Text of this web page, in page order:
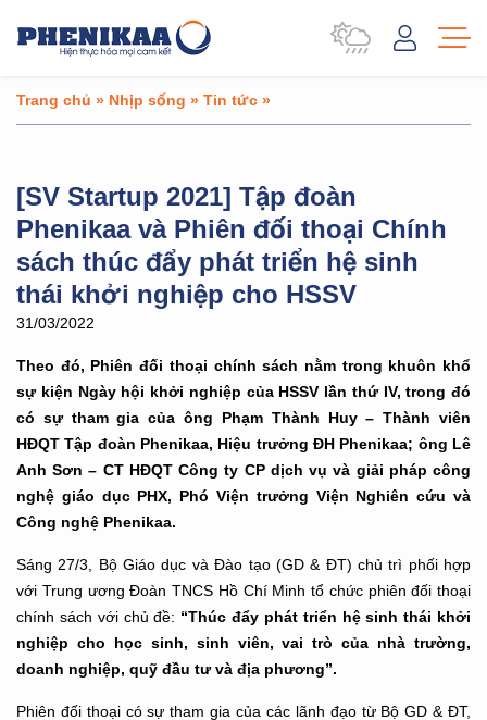
Trang chủ » Nhịp sống » Tin tức »
[SV Startup 2021] Tập đoàn
Phenikaa và Phiên đối thoại Chính
sách thúc đẩy phát triển hệ sinh
thái khởi nghiệp cho HSSV
31/03/2022
Theo đó, Phiên đối thoại chính sách nằm trong khuôn khổ
sự kiện Ngày hội khởi nghiệp của HSSV lần thứ IV, trong đó
có sự tham gia của ông Phạm Thành Huy – Thành viên
HĐQT Tập đoàn Phenikaa, Hiệu trưởng ĐH Phenikaa; ông Lê
Anh Sơn – CT HĐQT Công ty CP dịch vụ và giải pháp công
nghệ giáo dục PHX, Phó Viện trưởng Viện Nghiên cứu và
Công nghệ Phenikaa.
Sáng 27/3, Bộ Giáo dục và Đào tạo (GD & ĐT) chủ trì phối hợp
với Trung ương Đoàn TNCS Hồ Chí Minh tổ chức phiên đối thoại
chính sách với chủ đề: “Thúc đẩy phát triển hệ sinh thái khởi
nghiệp cho học sinh, sinh viên, vai trò của nhà trường,
doanh nghiệp, quỹ đầu tư và địa phương”.
Phiên đối thoại có sự tham gia của các lãnh đạo từ Bộ GD & ĐT,